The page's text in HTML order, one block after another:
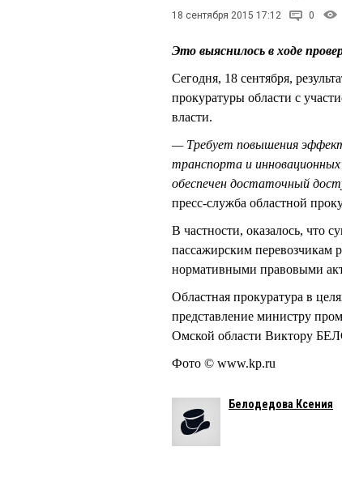
18 сентября 2015 17:12 0
Это выяснилось в ходе
Сегодня, 18 сентября,
прокуратуры области с
власти.
— Требует повышения
транспорта и
обеспечен достаточный
пресс-служба областной
В частности, оказалось, что
пассажирским перевозчикам
нормативными правовыми
Областная прокуратура в
представление министру
Омской области Виктору
Фото © www.kp.ru
Белодедова Ксения